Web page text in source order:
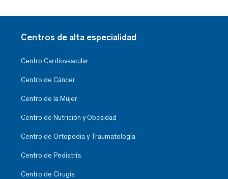
Centros de alta especialidad
Centro Cardiovascular
Centro de Cáncer
Centro de la Mujer
Centro de Nutrición y Obesidad
Centro de Ortopedia y Traumatología
Centro de Pediatría
Centro de Cirugía